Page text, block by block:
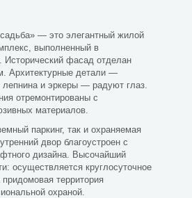
— это элегантный жилой
выполненный в
Исторический фасад отделан
Архитектурные детали —
и эркеры — радуют глаз.
отремонтированы с
материалов.
паркинг, так и охраняемая
двор благоустроен с
дизайна. Высочайший
осуществляется круглосуточное
территория
охраной.